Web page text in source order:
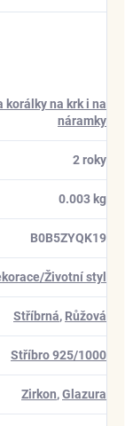
korálky na krk i na
náramky
2 roky
0.003 kg
B0B5ZYQK19
Životní styl
Stříbrná, Růžová
Stříbro 925/1000
Zirkon,Glazura